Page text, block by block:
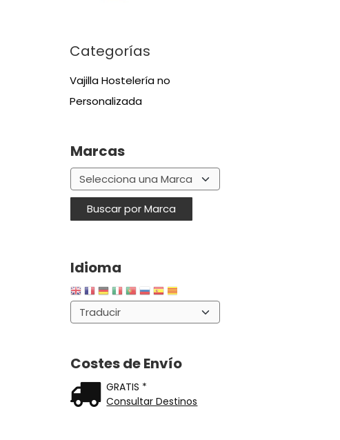
Categorías
Vajilla Hostelería no
Personalizada
Marcas
Idioma
Costes de Envío
GRATIS *
Consultar Destinos